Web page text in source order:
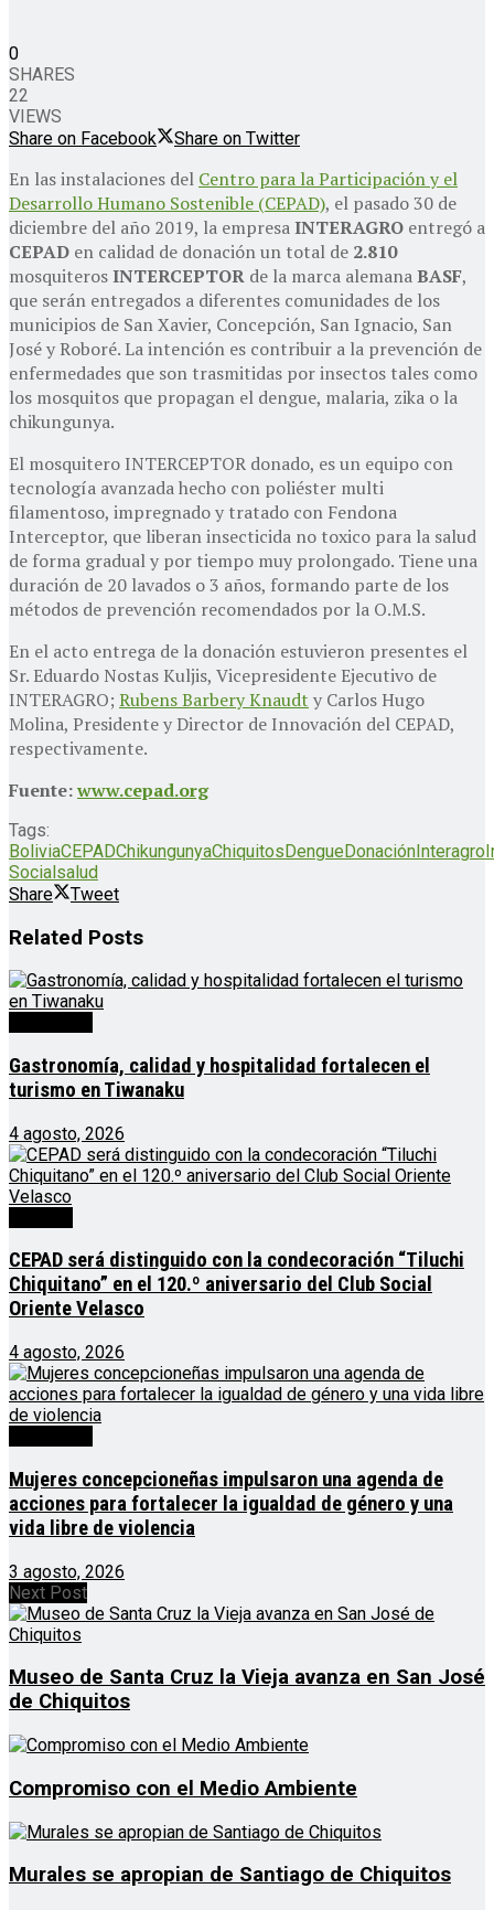
0
SHARES
22
VIEWS
Share on Facebook
Share on Twitter
En las instalaciones del Centro para la Participación y el
Desarrollo Humano Sostenible (CEPAD), el pasado 30 de
diciembre del año 2019, la empresaINTERAGRO entregó a
CEPAD en calidad de donación un total de 2.810
mosquiterosINTERCEPTOR de la marca alemanaBASF,
que serán entregados a diferentes comunidades de los
municipios de San Xavier, Concepción, San Ignacio, San
José y Roboré. La intención es contribuir a la prevención de
enfermedades que son trasmitidas por insectos tales como
los mosquitos que propagan el dengue, malaria, zika o la
chikungunya.
El mosquitero INTERCEPTOR donado, es un equipo con
tecnología avanzada hecho con poliéster multi
filamentoso, impregnado y tratado con Fendona
Interceptor, que liberan insecticida no toxico para la salud
de forma gradual y por tiempo muy prolongado. Tiene una
duración de 20 lavados o 3 años, formando parte de los
métodos de prevención recomendados por la O.M.S.
En el acto entrega de la donación estuvieron presentes el
Sr. Eduardo Nostas Kuljis, Vicepresidente Ejecutivo de
INTERAGRO; Rubens Barbery Knaudt y Carlos Hugo
Molina, Presidente y Director de Innovación del CEPAD,
respectivamente.
Fuente:www.cepad.org
Tags:
BoliviaCEPADChikungunyaChiquitosDengueDonaciónInteragro
Socialsalud
Share
Tweet
Related Posts
Gastronomía, calidad y hospitalidad fortalecen el
turismo en Tiwanaku
4 agosto, 2026
CEPAD será distinguido con la condecoración “Tiluchi
Chiquitano” en el 120.º aniversario del Club Social
Oriente Velasco
4 agosto, 2026
Mujeres concepcioneñas impulsaron una agenda de
acciones para fortalecer la igualdad de género y una
vida libre de violencia
3 agosto, 2026
Next Post
Museo de Santa Cruz la Vieja avanza en San José
de Chiquitos
Compromiso con el Medio Ambiente
Murales se apropian de Santiago de Chiquitos